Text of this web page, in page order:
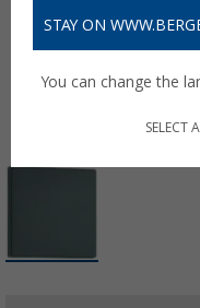
STAY ON
You can change the
SELECT